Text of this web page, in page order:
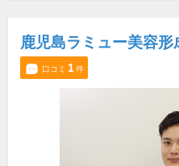
鹿児島ラミュー美容形
口コミ 1件